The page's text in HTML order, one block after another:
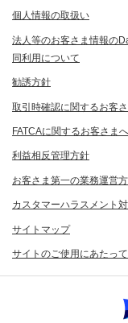
個人情報の取扱い
法人等のお客さま情報の
同利用について
勧誘方針
取引時確認に関するお客
FATCAに関するお客さま
利益相反管理方針
お客さま第一の業務運営
カスタマーハラスメント
サイトマップ
サイトのご使用にあたって